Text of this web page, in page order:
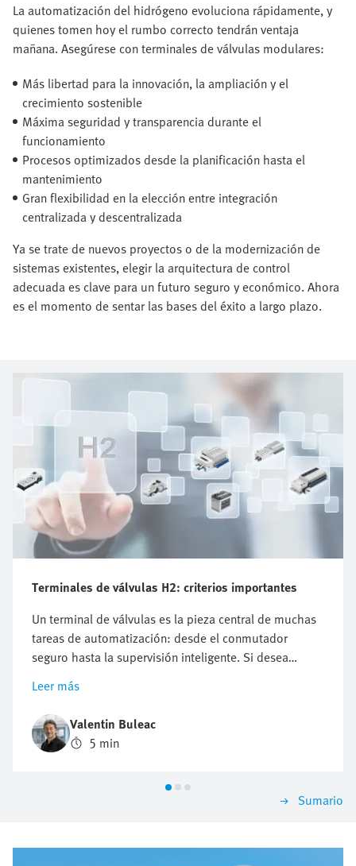
La automatización del hidrógeno evoluciona rápidamente, y
quienes tomen hoy el rumbo correcto tendrán ventaja
mañana. Asegúrese con terminales de válvulas modulares:
Más libertad para la innovación, la ampliación y el
crecimiento sostenible
Máxima seguridad y transparencia durante el
funcionamiento
Procesos optimizados desde la planificación hasta el
mantenimiento
Gran flexibilidad en la elección entre integración
centralizada y descentralizada
Ya se trate de nuevos proyectos o de la modernización de
sistemas existentes, elegir la arquitectura de control
adecuada es clave para un futuro seguro y económico. Ahora
es el momento de sentar las bases del éxito a largo plazo.
Terminales de válvulas H2: criterios importantes
Un terminal de válvulas es la pieza central de muchas
tareas de automatización: desde el conmutador
seguro hasta la supervisión inteligente. Si desea
automatizar un sistema a lo largo de la cadena de
valor del hidrógeno, hay una pregunta clave que no
puede ignorar: ¿Qué terminal de válvulas es el más
adecuado para mí? La respuesta no puede
generalizarse, ya que los requisitos difieren
Precisamente por eso merece la pena estructurar la
selección en función de los criterios más importantes.
crecerá con usted mañana.
Leer más
Valentin Buleac
5 min
Sumario